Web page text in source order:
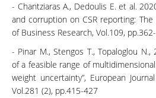
- Chantziaras A., Dedoulis E. et al.
and corruption on CSR reporting: The
of Business Research, Vol.109,
- Pinar M., Stengos T., Topaloglou
of a feasible range of
weight uncertainty”, European
Vol.281 (2), pp.415-427